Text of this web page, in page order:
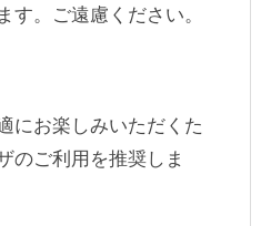
す。ご遠慮ください。
にお楽しみいただくた
のご利用を推奨しま